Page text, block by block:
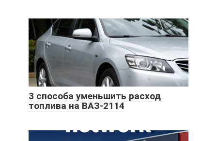
3 способа уменьшить расход
топлива на ВАЗ-2114